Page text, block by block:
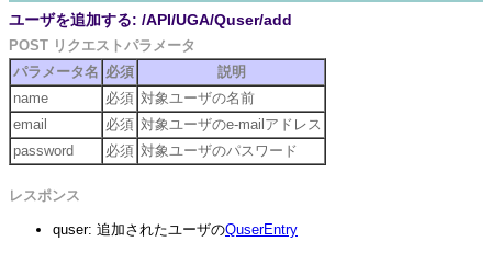
ユーザを追加する: /API/UGA/Quser/add
POST リクエストパラメータ
パラメータ名 必須
説明
name
必須 対象ユーザの名前
email
必須 対象ユーザのe-mailアドレス
password
必須 対象ユーザのパスワード
レスポンス
quser: 追加されたユーザのQuserEntry